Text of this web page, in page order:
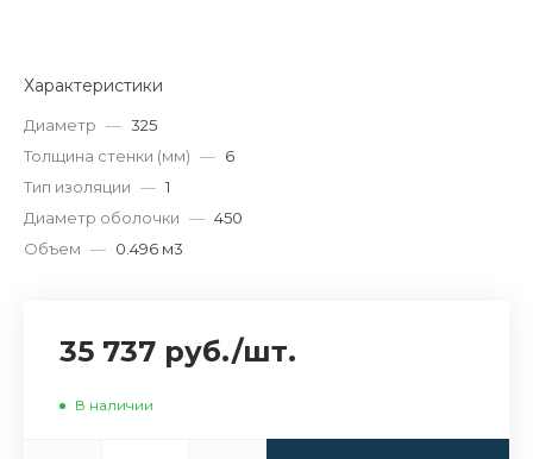
Характеристики
Диаметр — 325
Толщина стенки (мм) — 6
Тип изоляции — 1
Диаметр оболочки — 450
Объем — 0.496 м3
35 737 руб./шт.
В наличии